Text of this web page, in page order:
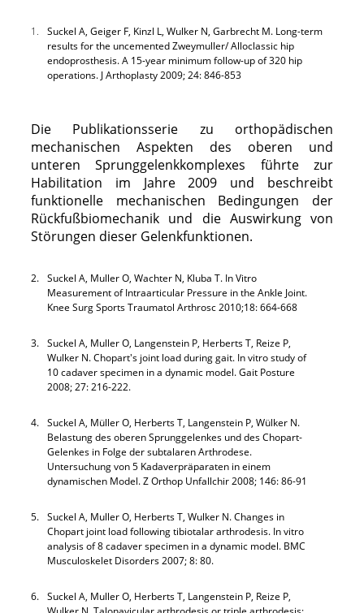
1.
Suckel A, Geiger F, Kinzl L, Wulker N, Garbrecht M. Long-term
results for the uncemented Zweymuller/ Alloclassic hip
endoprosthesis. A 15-year minimum follow-up of 320 hip
operations. J Arthoplasty 2009; 24: 846-853
Die Publikationsserie zu orthopädischen
mechanischen Aspekten des oberen und
unteren Sprunggelenkkomplexes führte zur
Habilitation im Jahre 2009 und beschreibt
funktionelle mechanischen Bedingungen der
Rückfußbiomechanik und die Auswirkung von
Störungen dieser Gelenkfunktionen.
2. Suckel A, Muller O, Wachter N, Kluba T. In Vitro
Measurement of Intraarticular Pressure in the Ankle Joint.
Knee Surg Sports Traumatol Arthrosc 2010;18: 664-668
3. Suckel A, Muller O, Langenstein P, Herberts T, Reize P,
Wulker N. Chopart's joint load during gait. In vitro study of
10 cadaver specimen in a dynamic model. Gait Posture
2008; 27: 216-222.
4. Suckel A, Müller O, Herberts T, Langenstein P, Wülker N.
Belastung des oberen Sprunggelenkes und des Chopart-
Gelenkes in Folge der subtalaren Arthrodese.
Untersuchung von 5 Kadaverpräparaten in einem
dynamischen Model. Z Orthop Unfallchir 2008; 146: 86-91
5. Suckel A, Muller O, Herberts T, Wulker N. Changes in
Chopart joint load following tibiotalar arthrodesis. In vitro
analysis of 8 cadaver specimen in a dynamic model. BMC
Musculoskelet Disorders 2007; 8: 80.
6. Suckel A, Muller O, Herberts T, Langenstein P, Reize P,